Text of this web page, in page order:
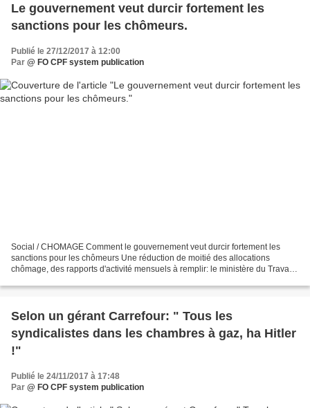
Le gouvernement veut durcir fortement les
sanctions pour les chômeurs.
Publié le 27/12/2017 à 12:00
Par @ FO CPF system publication
Social / CHOMAGE Comment le gouvernement veut durcir fortement les
sanctions pour les chômeurs Une réduction de moitié des allocations
chômage, des rapports d'activité mensuels à remplir: le ministère du Travail
Selon un gérant Carrefour: " Tous les
syndicalistes dans les chambres à gaz, ha Hitler
!"
Publié le 24/11/2017 à 17:48
Par @ FO CPF system publication